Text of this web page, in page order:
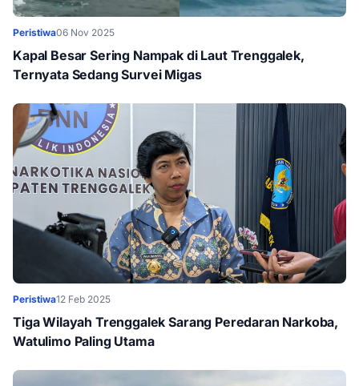
Peristiwa06 Nov 2025
Kapal Besar Sering Nampak di Laut Trenggalek,
Ternyata Sedang Survei Migas
Peristiwa12 Feb 2025
Tiga Wilayah Trenggalek Sarang Peredaran Narkoba,
Watulimo Paling Utama